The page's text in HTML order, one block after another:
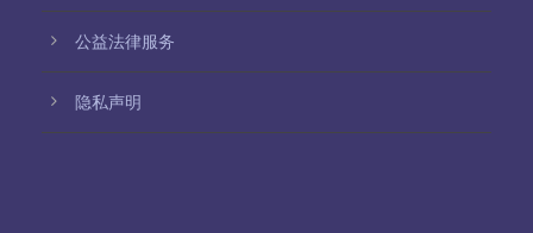
公益法律服务
隐私声明